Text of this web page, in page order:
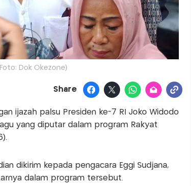
Dok Okezone)
Share
ijazah palsu Presiden ke-7 RI Joko Widodo
yang diputar dalam program Rakyat
dikirim kepada pengacara Eggi Sudjana,
dalam program tersebut.